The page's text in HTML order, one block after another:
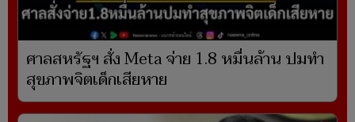
ศาลสหรัฐฯ สั่ง Meta จ่าย 1.8 หมื่นล้าน ปมทำ
สุขภาพจิตเด็กเสียหาย